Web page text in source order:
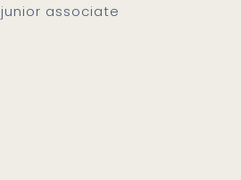
junior associate